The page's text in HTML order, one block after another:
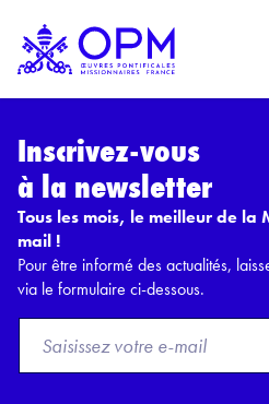
Inscrivez-vous
à la newsletter
Tous les mois, le meilleur de la
mail !
Pour être informé des actualités,
via le formulaire ci-dessous.
o